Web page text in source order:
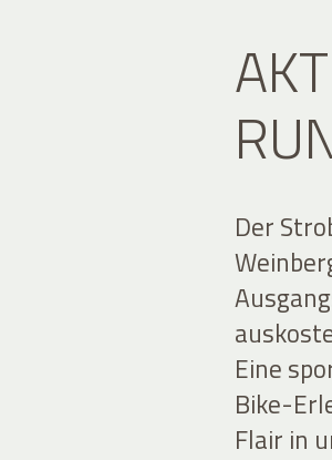
Der
Eine
Bike-
Flair in